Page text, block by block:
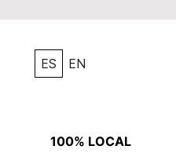
ES EN
100% LOCAL